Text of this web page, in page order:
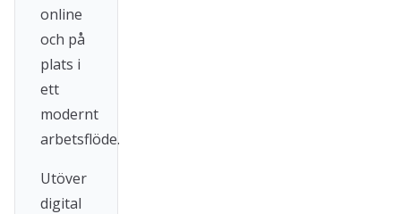
online
och på
plats i
ett
modernt
arbetsflöde.
Utöver
digital